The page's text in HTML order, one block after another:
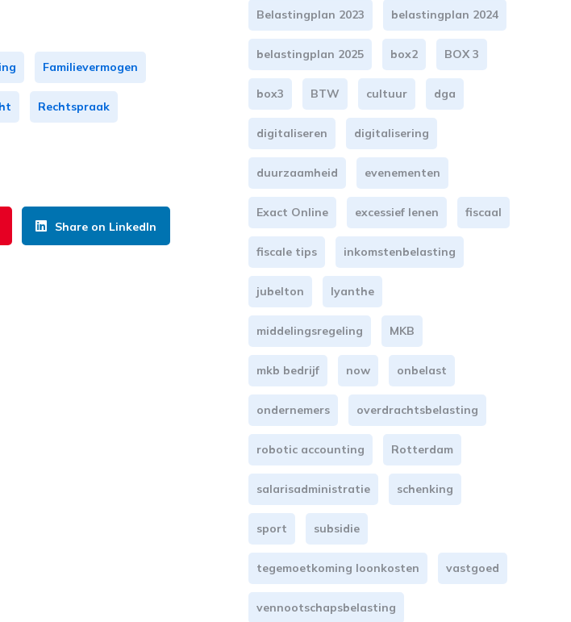
Familievermogen
Rechtspraak
Share on LinkedIn
Belastingplan 2023 belastingplan 2024
belastingplan 2025 box2 BOX 3
box3 BTW cultuur dga
digitaliseren digitalisering
duurzaamheid evenementen
Exact Online excessief lenen fiscaal
fiscale tips inkomstenbelasting
jubelton lyanthe
middelingsregeling MKB
mkb bedrijf now onbelast
ondernemers overdrachtsbelasting
robotic accounting Rotterdam
salarisadministratie schenking
sport subsidie
tegemoetkoming loonkosten vastgoed
vennootschapsbelasting